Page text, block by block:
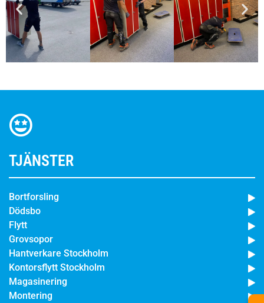
TJÄNSTER
Bortforsling
Dödsbo
Flytt
Grovsopor
Hantverkare Stockholm
Kontorsflytt Stockholm
Magasinering
Montering